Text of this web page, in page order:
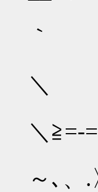
く
｀
＼
＼
＼
く
～､、